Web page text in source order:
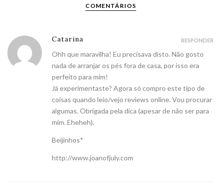
COMENTÁRIOS
Catarina
Ohh que maravilha! Eu precisava disto. Não gosto
nada de arranjar os pés fora de casa, por isso era
perfeito para mim!
Já experimentaste? Agora só compro este tipo de
coisas quando leio/vejo reviews online. Vou procurar
algumas. Obrigada pela dica (apesar de não ser para
mim. Eheheh).
Beijinhos*
http://www.joanofjuly.com
RESPONDER